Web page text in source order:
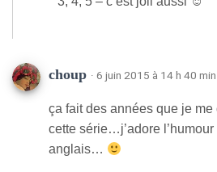
choup · 6 juin 2015 à 14 h 40 min
ça fait des années que je
cette série…j’adore
anglais…